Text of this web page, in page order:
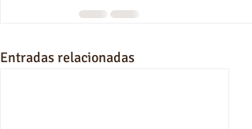
Entradas relacionadas